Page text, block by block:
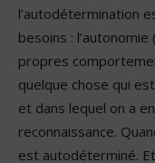
l’autodétermination
besoins :
propres
quelque chose qui
et dans lequel on a
reconnaissance.
est autodéterminé.